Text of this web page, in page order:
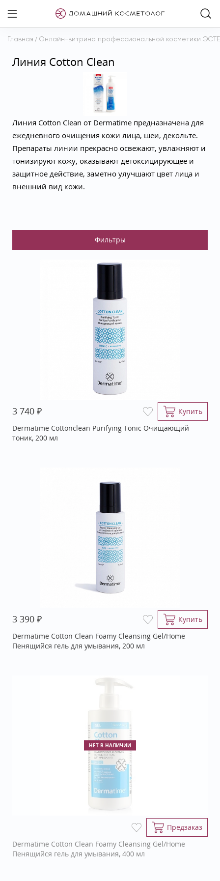
Главная / Онлайн-витрина профессиональной косметики
Линия Cotton Clean
Линия Cotton Clean от Dermatime предназначена для
ежедневного очищения кожи лица, шеи, декольте.
Препараты линии прекрасно освежают, увлажняют и
тонизируют кожу, оказывают детоксицирующее и
защитное действие, заметно улучшают цвет лица и
внешний вид кожи.
3 740 ₽
Купить
Dermatime Cottonclean Purifying Tonic Очищающий
тоник, 200 мл
3 390 ₽
Купить
Dermatime Cotton Clean Foamy Cleansing Gel/Home
Пенящийся гель для умывания, 200 мл
НЕТ В НАЛИЧИИ
Предзаказ
Dermatime Cotton Clean Foamy Cleansing Gel/Home
Пенящийся гель для умывания, 400 мл